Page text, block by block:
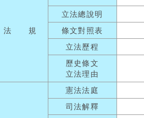
法 規
立法總說明
條文對照表
立法歷程
歷史條文
立法理由
憲法法庭
司法解釋